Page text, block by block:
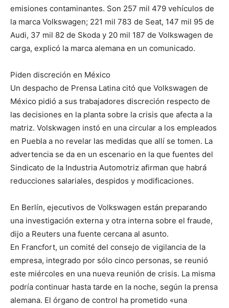
emisiones contaminantes. Son 257 mil 479 vehículos de
la marca Volkswagen; 221 mil 783 de Seat, 147 mil 95 de
Audi, 37 mil 82 de Skoda y 20 mil 187 de Volkswagen de
carga, explicó la marca alemana en un comunicado.
Piden discreción en México
Un despacho de Prensa Latina citó que Volkswagen de
México pidió a sus trabajadores discreción respecto de
las decisiones en la planta sobre la crisis que afecta a la
matriz. Volskwagen instó en una circular a los empleados
en Puebla a no revelar las medidas que allí se tomen. La
advertencia se da en un escenario en la que fuentes del
Sindicato de la Industria Automotriz afirman que habrá
reducciones salariales, despidos y modificaciones.
En Berlín, ejecutivos de Volkswagen están preparando
una investigación externa y otra interna sobre el fraude,
dijo a Reuters una fuente cercana al asunto.
En Francfort, un comité del consejo de vigilancia de la
empresa, integrado por sólo cinco personas, se reunió
este miércoles en una nueva reunión de crisis. La misma
podría continuar hasta tarde en la noche, según la prensa
alemana. El órgano de control ha prometido «una